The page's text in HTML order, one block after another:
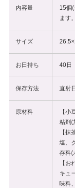
内容量
15個
ます
サイズ
お日持ち 40日
保存方法 直射
原材料
【
粘剤(
【
塩、
存料(
【
キュ
味料